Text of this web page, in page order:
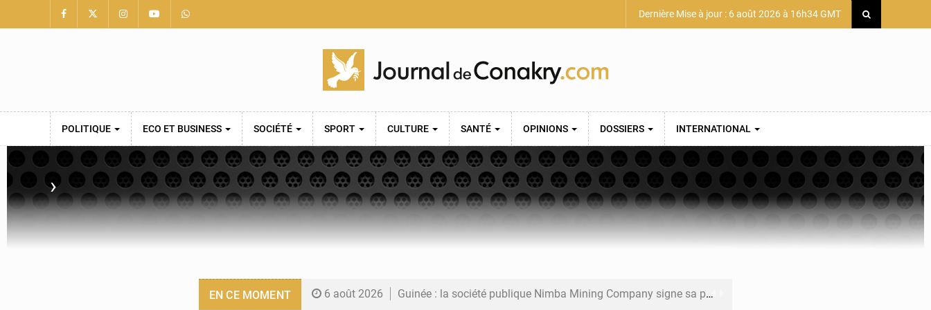
Dernière Mise à jour : 6 août 2026 à 16h34 GMT
POLITIQUE ECO ET BUSINESS SOCIÉTÉ SPORT CULTURE SANTÉ OPINIONS DOSSIERS INTERNATIONAL
›
EN CE MOMENT 6 août 2026 Guinée : la société publique Nimba Mining Company signe sa première convention minière